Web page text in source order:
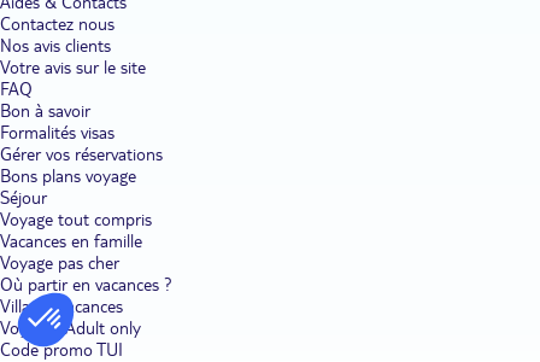
Contactez nous
Nos avis clients
Votre avis sur le site
FAQ
Bon à savoir
Formalités visas
Gérer vos réservations
Bons plans voyage
Séjour
Voyage tout compris
Vacances en famille
Voyage pas cher
Où partir en vacances ?
Villages vacances
Voyages Adult only
Code promo TUI